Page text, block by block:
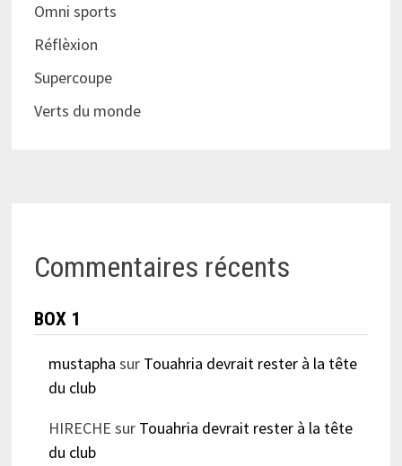
Omni sports
Réflèxion
Supercoupe
Verts du monde
Commentaires récents
BOX 1
mustapha sur Touahria devrait rester à la tête
du club
HIRECHE sur Touahria devrait rester à la tête
du club